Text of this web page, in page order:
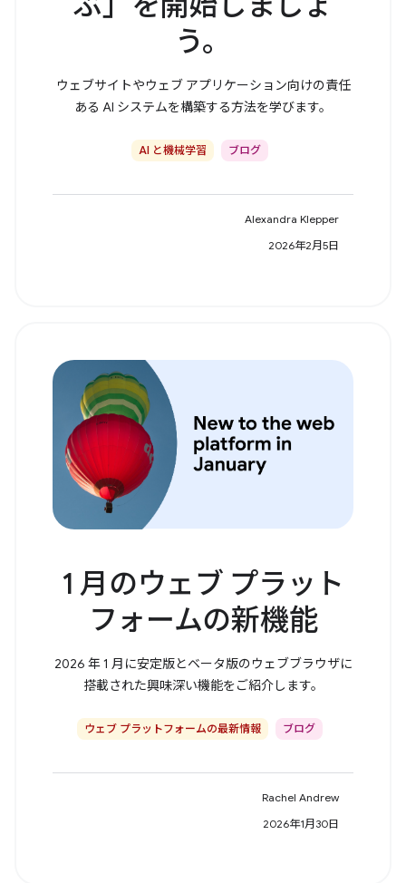
う。
ウェブサイトやウェブ アプリケーション向けの責任
ある AI システムを構築する方法を学びます。
AI と機械学習 ブログ
Alexandra Klepper
2026年2月5日
1 月のウェブ プラット
フォームの新機能
2026 年 1 月に安定版とベータ版のウェブブラウザに
搭載された興味深い機能をご紹介します。
ウェブ プラットフォームの最新情報 ブログ
Rachel Andrew
2026年1月30日